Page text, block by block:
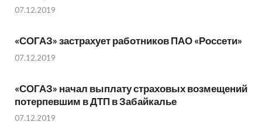
07.12.2019
«СОГАЗ» застрахует работников ПАО «Россети»
07.12.2019
«СОГАЗ» начал выплату страховых возмещений
потерпевшим в ДТП в Забайкалье
07.12.2019